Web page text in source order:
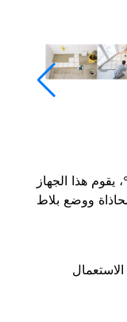
إلى خطي الليزر بزاوية 90°، يقوم هذا الجهاز
بزاوية 45° لمحاذاة ووضع بلاط